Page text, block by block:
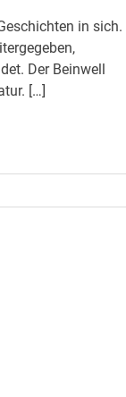
in sich.
Der Beinwell
[…]